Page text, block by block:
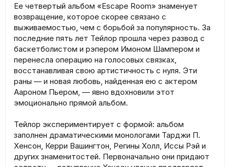
Ее четвертый альбом «Escape Room» знаменует
возвращение, которое скорее связано с
выживаемостью, чем с борьбой за популярность. За
последние пять лет Тейлор прошла через развод с
баскетболистом и рэпером Имоном Шампером и
перенесла операцию на голосовых связках,
восстанавливая свою артистичность с нуля. Эти
раны — и новая любовь, найденная ею с актером
Аароном Пьером, — явно вдохновили этот
эмоционально прямой альбом.
Тейлор экспериментирует с формой: альбом
заполнен драматическими монологами Тарджи П.
Хенсон, Керри Вашингтон, Регины Холл, Иссы Рэй и
других знаменитостей. Первоначально они придают